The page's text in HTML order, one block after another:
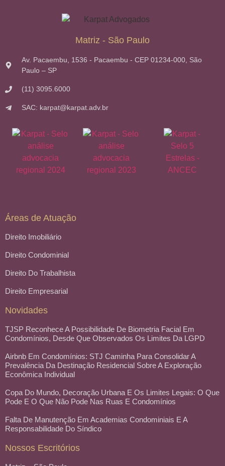
Matriz - São Paulo
Av. Pacaembu, 1536 - Pacaembu - CEP 01234-000, São
Paulo – SP
(11) 3095.6000
SAC: karpat@karpat.adv.br
Áreas de Atuação
Direito Imobiliário
Direito Condominial
Direito Do Trabalhista
Direito Empresarial
Novidades
TJSP Reconhece A Possibilidade De Biometria Facial Em
Condomínios, Desde Que Observados Os Limites Da LGPD
Airbnb Em Condomínios: STJ Caminha Para Consolidar A
Prevalência Da Destinação Residencial Sobre A Exploração
Econômica Individual
Copa Do Mundo, Decoração Urbana E Os Limites Legais: O Que
Pode E O Que Não Pode Nas Ruas E Condomínios
Falta De Manutenção Em Academias Condominiais E A
Responsabilidade Do Síndico
Nossos Escritórios